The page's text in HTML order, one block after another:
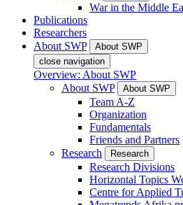
War in the Middle
Publications
Researchers
About SWP
About SWP
close navigation
Overview: About SWP
About SWP
About SWP
Team A-Z
Organization
Fundamentals
Friends and Partners
Research
Research
Research Divisions
Horizontal Topics
Centre for Applied